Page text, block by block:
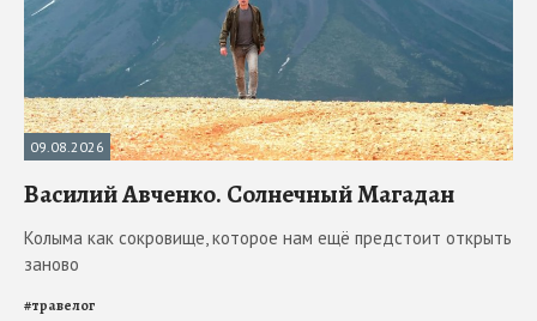
09.08.2026
Василий Авченко. Солнечный Магадан
Колыма как сокровище, которое нам ещё предстоит открыть
заново
#травелог